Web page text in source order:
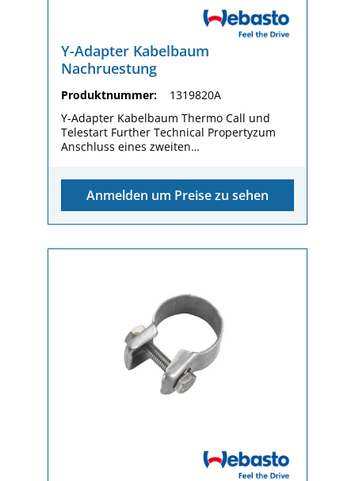
Y-Adapter Kabelbaum
Nachruestung
Produktnummer:
1319820A
Y-Adapter Kabelbaum Thermo Call und
Telestart Further Technical Propertyzum
Anschluss eines zweiten
dimension (L x W x H)160 / 120 / 5
mmGewicht (kg)29,20 g
Anmelden um Preise zu sehen